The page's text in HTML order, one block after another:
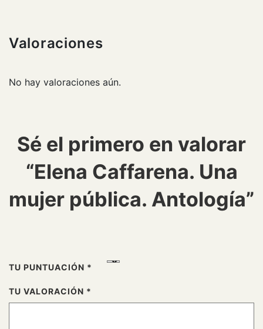
Valoraciones
No hay valoraciones aún.
Sé el primero en valorar
“Elena Caffarena. Una
mujer pública. Antología”
TU PUNTUACIÓN *
TU VALORACIÓN *